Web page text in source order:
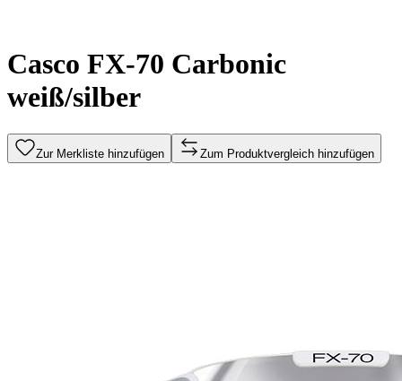
Casco FX-70 Carbonic
weiß/silber
Zur Merkliste hinzufügen Zum Produktvergleich hinzufügen